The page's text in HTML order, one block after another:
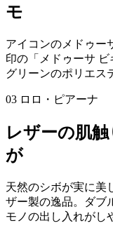
モ
アイコンのメドゥー
印の「メドゥーサ
グリーンのポリエス
03 ロロ・ピアーナ
レザーの肌
が
天然のシボが実に美
ザー製の逸品。ダブ
モノの出し入れがし